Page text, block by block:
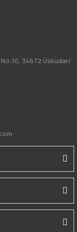
34672 Üsküdar/